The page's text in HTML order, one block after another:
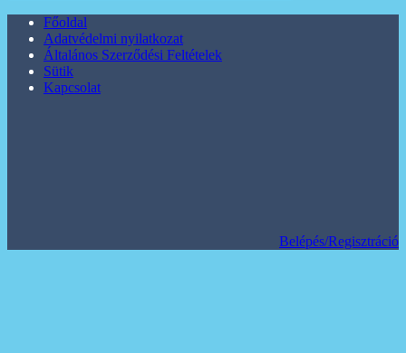
Főoldal
Adatvédelmi nyilatkozat
Általános Szerződési Feltételek
Sütik
Kapcsolat
Belépés/Regisztráció